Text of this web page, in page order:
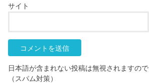
サイト
日本語が含まれない投稿は無視されますので
（スパム対策）